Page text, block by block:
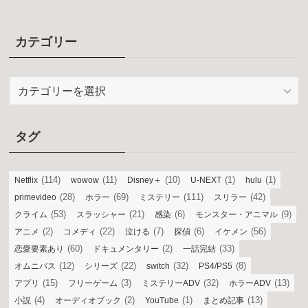
カテゴリー
リ
ー
タグ
Netflix (114) wowow (11) Disney＋ (10) U-NEXT (1) hulu (1)
primevideo (28) ホラー (69) ミステリー (111) スリラー (42)
クライム (53) スラッシャー (21) 感染 (6) モンスター・アニマル (9)
アニメ (2) コメディ (22) 泣ける (7) 探偵 (6) イケメン (56)
恋愛要素あり (60) ドキュメンタリー (2) 一話完結 (33)
オムニバス (12) シリーズ (22) switch (32) PS4/PS5 (8)
アプリ (15) フリーゲーム (3) ミステリーADV (32) ホラーADV (13)
小説 (4) オーディオブック (2) YouTube (1) まとめ記事 (13)